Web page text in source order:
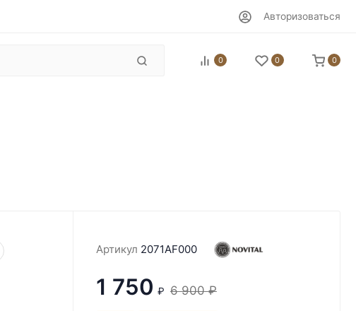
Авторизоваться
0 0 0
Артикул 2071AF000
1 750 ₽ 6 900 ₽